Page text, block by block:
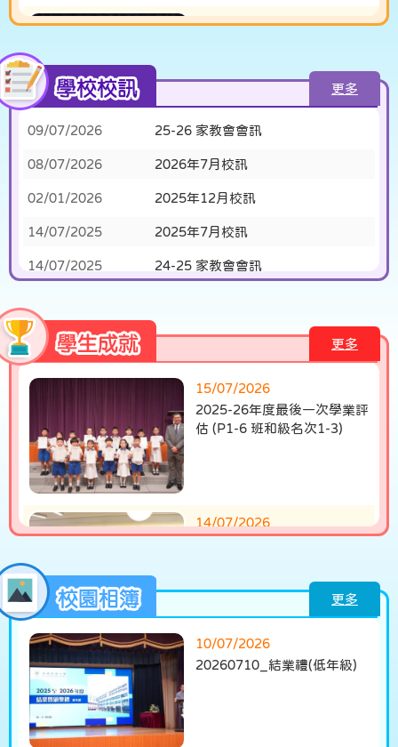
13/07/2026
11/07/2026
本年度小精兵獎勵活動完滿結
更多
09/07/2026 25-26 家教會會訊
08/07/2026 2026年7月校訊
02/01/2026 2025年12月校訊
14/07/2025 2025年7月校訊
14/07/2025 24-25 家教會會訊
13/12/2024 2024年12月校訊
09/07/2024 2024年07月校訊
更多
15/07/2026
2025-26年度最後一次學業評
估 (P1-6 班和級名次1-3)
14/07/2026
14/07/2026
更多
10/07/2026
20260710_結業禮(低年級)